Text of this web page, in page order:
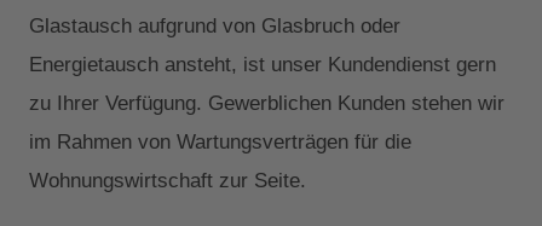
Glastausch aufgrund von Glasbruch oder
Energietausch ansteht, ist unser Kundendienst gern
zu Ihrer Verfügung. Gewerblichen Kunden stehen wir
im Rahmen von Wartungsverträgen für die
Wohnungswirtschaft zur Seite.